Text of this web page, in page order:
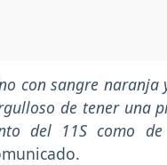
con sangre
de tener una
del 11S como de